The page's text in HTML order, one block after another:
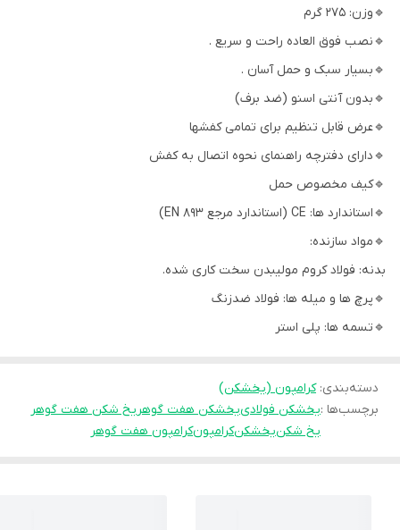
🔹وزن: 275 گرم
🔹نصب فوق العاده راحت و سریع .
🔹بسیار سبک و حمل آسان .
🔹بدون آنتی اسنو (ضد برف)
🔹عرض قابل تنظیم برای تمامی کفشها
🔹دارای دفترچه راهنمای نحوه اتصال به کفش
🔹کیف مخصوص حمل
🔹استاندارد ها: CE (استاندارد مرجع EN 893)
🔹مواد سازنده:
بدنه: فولاد کروم مولیبدن سخت کاری شده.
🔹پرچ ها و میله ها: فولاد ضدزنگ
🔹تسمه ها: پلی استر
دسته‌بندی:کرامپون (یخشکن)
برچسب‌ها :یخشکن فولادییخشکن هفت گوهریخ شکن هفت گوهر
یخ شکنیخشکنکرامپونکرامپون هفت گوهر